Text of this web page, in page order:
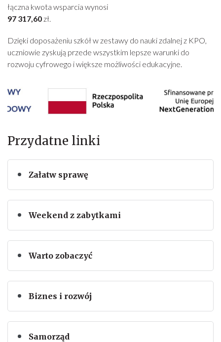
Przydatne linki
Załatw sprawę
Weekend z zabytkami
Warto zobaczyć
Biznes i rozwój
Samorząd
łączna kwota wsparcia wynosi
97 317,60 zł.
Dzięki doposażeniu szkół w zestawy do nauki zdalnej z KPO,
uczniowie zyskują przede wszystkim lepsze warunki do
rozwoju cyfrowego i większe możliwości edukacyjne.